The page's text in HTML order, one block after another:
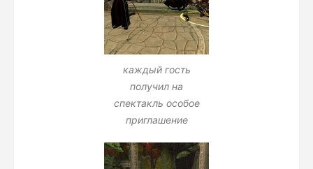
каждый гость
получил на
спектакль особое
приглашение